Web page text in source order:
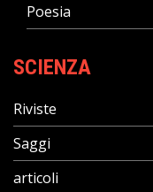
Poesia
SCIENZA
Riviste
Saggi
articoli